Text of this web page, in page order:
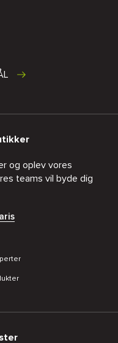
og oplev vores
teams vil byde dig